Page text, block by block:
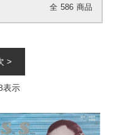
全 586 商品
>
表示